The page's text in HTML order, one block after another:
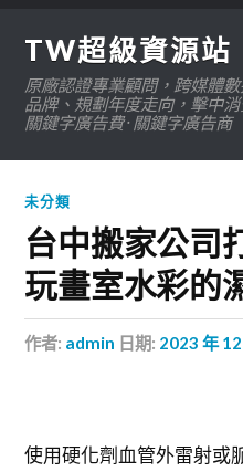
TW超級資源站
原廠認證專業顧問，跨媒體
品牌、規劃年度走向，擊中消
關鍵字廣告費 · 關鍵字廣告商
未分類
台中搬家公司
玩畫室水彩的
作者: admin 日期: 2023 年
使用硬化劑血管外雷射或